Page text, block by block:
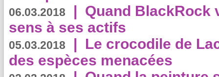
06.03.2018 | Quand BlackRock
sens à ses actifs
05.03.2018 | Le crocodile de
des espèces menacées